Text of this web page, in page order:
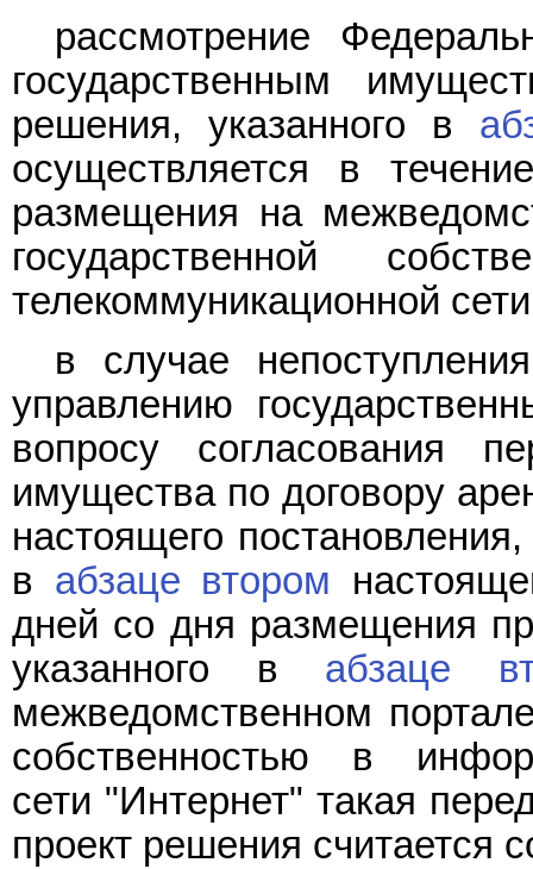
рассмотрение
государственным
решения, указанного в
осуществляется в
размещения на
государственной
телекоммуникационной
в случае
управлению
вопросу согласования
имущества по договору
настоящего
в абзаце втором
дней со дня размещения
указанного в абзаце
межведомственном
собственностью в
сети "Интернет" такая
проект решения считается